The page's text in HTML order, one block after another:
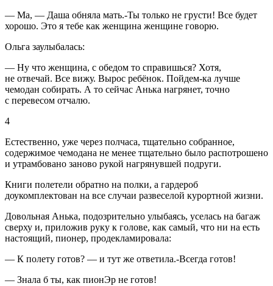
— Ма, — Даша обняла мать.-Ты только не грусти! Все будет
хорошо. Это я тебе как женщина женщине говорю.
Ольга заулыбалась:
— Ну что женщина, с обедом то справишься? Хотя,
не отвечай. Все вижу. Вырос ребёнок. Пойдем-ка лучше
чемодан собирать. А то сейчас Анька нагрянет, точно
с перевесом отчалю.
4
Естественно, уже через полчаса, тщательно собранное,
содержимое чемодана не менее тщательно было распотрошено
и утрамбовано заново рукой нагрянувшей подруги.
Книги полетели обратно на полки, а гардероб
доукомплектован на все случаи развеселой курортной жизни.
Довольная Анька, подозрительно улыбаясь, уселась на багаж
сверху и, приложив руку к голове, как самый, что ни на есть
настоящий, пионер, продекламировала:
— К полету готов? — и тут же ответила.-Всегда готов!
— Знала б ты, как пионЭр не готов!